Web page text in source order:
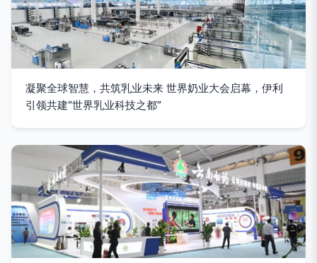
凝聚全球智慧，共筑乳业未来 世界奶业大会启幕，伊利
引领共建“世界乳业科技之都”